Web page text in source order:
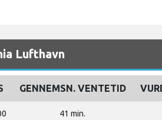
Lufthavn
GENNEMSN. VENTETID
41 min.